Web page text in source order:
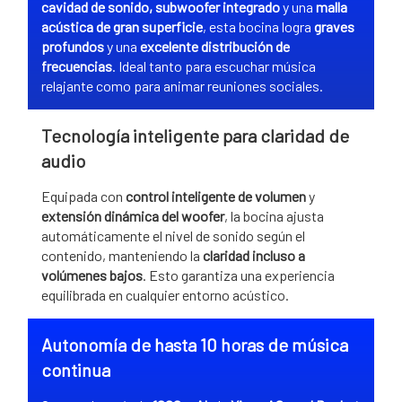
cavidad de sonido, subwoofer integradoy una malla
acústica de gran superficie, esta bocina logra graves
profundosy una excelente distribución de
frecuencias . Ideal tanto para escuchar música
relajante como para animar reuniones sociales.
Tecnología inteligente para claridad de
audio
Equipada con control inteligente de volumeny
extensión dinámica del woofer, la bocina ajusta
automáticamente el nivel de sonido según el
contenido, manteniendo la claridad incluso a
volúmenes bajos . Esto garantiza una experiencia
equilibrada en cualquier entorno acústico.
Autonomía de hasta 10 horas de música
continua